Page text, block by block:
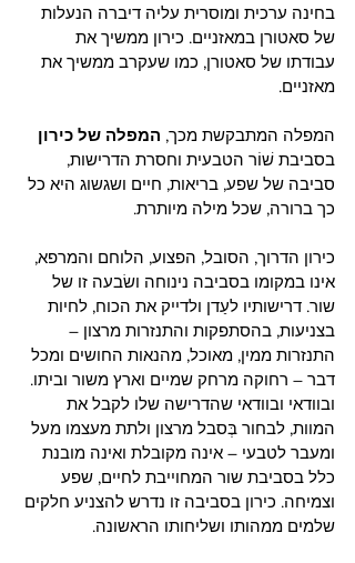
בחינה ערכית ומוסרית עליה דיברה הנעלות
של סאטורן במאזניים. כירון ממשיך את
עבודתו של סאטורן, כמו שעקרב ממשיך את
מאזניים.
המפלה המתבקשת מכך, המפלה של כירון
בסביבת שׁוֹר הטבעית וחסרת הדרישות,
סביבה של שפע, בריאות, חיים ושגשוג היא כל
כך ברורה, שכל מילה מיותרת.
כירון הדרוך, הסובל, הפצוע, הלוחם והמרפא,
אינו במקומו בסביבה נינוחה ושׂבעה זו של
שור. דרישותיו לעַדן ולדייק את הכוח, לחיות
בצניעות, בהסתפקות והתנזרות מרצון –
התנזרות ממין, מאוכל, מהנאות החושים ומכל
דבר – רחוקה מרחק שמיים וארץ משור וביתו.
ובוודאי ובוודאי שהדרישה שלו לקבל את
המוות, לבחור בְּסבל מרצון ולתת מעצמו מעל
ומעבר לטבעי – אינה מקובלת ואינה מובנת
כלל בסביבת שור המחוייבת לחיים, שפע
וצמיחה. כירון בסביבה זו נדרש להצניע חלקים
שלמים ממהותו ושליחותו הראשונה.